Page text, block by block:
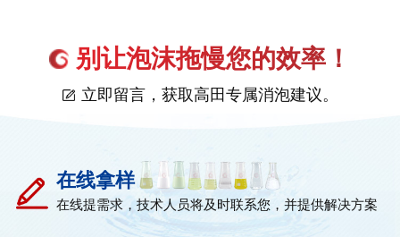
别让泡沫拖慢您的效率！
立即留言，获取高田专属消泡建议。
在线拿样
在线提需求，技术人员将及时联系您，并提供解决方案